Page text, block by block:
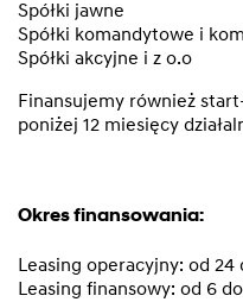
Spółki jawne
Spółki komandytowe i
Spółki akcyjne i z o.o
Finansujemy również
poniżej 12 miesięcy
Okres finansowania:
Leasing operacyjny: od 24
Leasing finansowy: od 6